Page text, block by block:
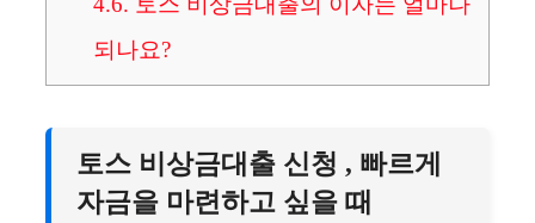
되나요?
토스 비상금대출 신청 , 빠르게
자금을 마련하고 싶을 때